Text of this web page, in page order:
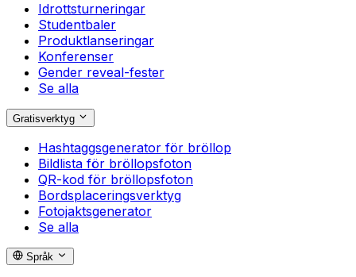
Idrottsturneringar
Studentbaler
Produktlanseringar
Konferenser
Gender reveal-fester
Se alla
Gratisverktyg
Hashtaggsgenerator för bröllop
Bildlista för bröllopsfoton
QR-kod för bröllopsfoton
Bordsplaceringsverktyg
Fotojaktsgenerator
Se alla
Språk